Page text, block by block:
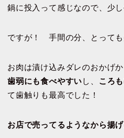
鍋に投入って感じなので、少
ですが！ 手間の分、とっても
お肉は漬け込みダレのおかげ
歯弱にも食べやすい し、 ころ
て歯触りも最高でした！
お店で売ってるようなから揚げ